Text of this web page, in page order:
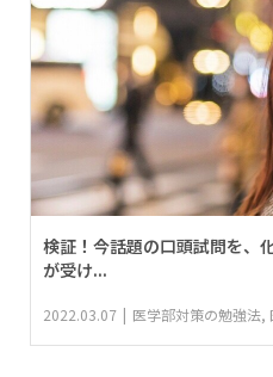
検証！今話題の口頭試問を、
が受け...
2022.03.07 医学部対策の勉強法,